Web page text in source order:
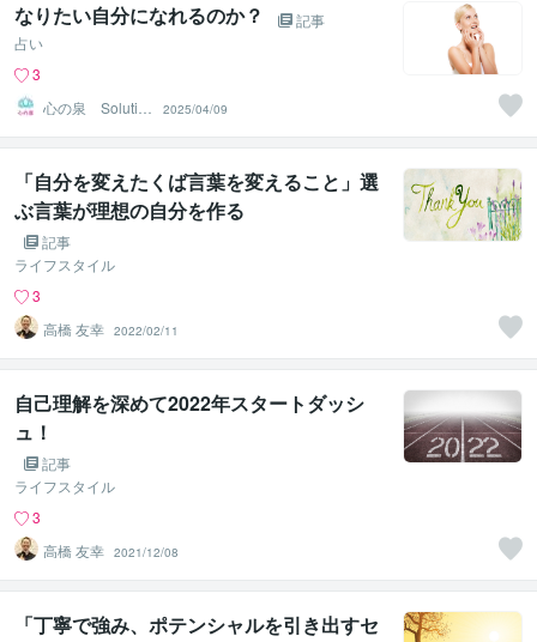
なりたい自分になれるのか？
記事
占い
3
心の泉 Solutio
nHeart
2025/04/09
「自分を変えたくば言葉を変えること」選
ぶ言葉が理想の自分を作る
記事
ライフスタイル
3
高橋 友幸 2022/02/11
自己理解を深めて2022年スタートダッシ
ュ！
記事
ライフスタイル
3
高橋 友幸 2021/12/08
「丁寧で強み、ポテンシャルを引き出すセ